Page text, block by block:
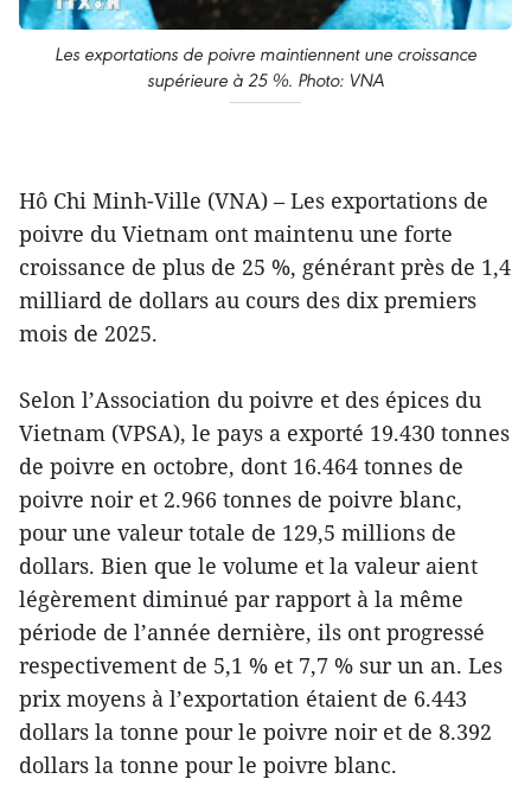
Les exportations de poivre maintiennent une croissance
supérieure à 25 %. Photo: VNA
Hô Chi Minh-Ville (VNA) – Les exportations de
poivre du Vietnam ont maintenu une forte
croissance de plus de 25 %, générant près de 1,4
milliard de dollars au cours des dix premiers
mois de 2025.
Selon l’Association du poivre et des épices du
Vietnam (VPSA), le pays a exporté 19.430 tonnes
de poivre en octobre, dont 16.464 tonnes de
poivre noir et 2.966 tonnes de poivre blanc,
pour une valeur totale de 129,5 millions de
dollars. Bien que le volume et la valeur aient
légèrement diminué par rapport à la même
période de l’année dernière, ils ont progressé
respectivement de 5,1 % et 7,7 % sur un an. Les
prix moyens à l’exportation étaient de 6.443
dollars la tonne pour le poivre noir et de 8.392
dollars la tonne pour le poivre blanc.